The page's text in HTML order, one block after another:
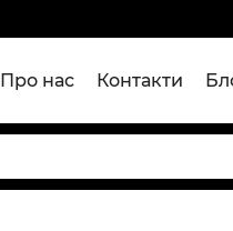
Про нас Контакти